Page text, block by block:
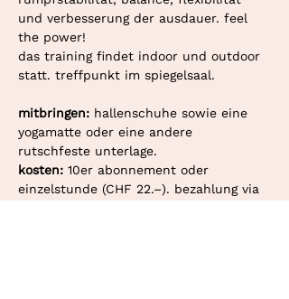
und verbesserung der ausdauer. feel
the power!
das training findet indoor und outdoor
statt. treffpunkt im spiegelsaal.
mitbringen: hallenschuhe sowie eine
yogamatte oder eine andere
rutschfeste unterlage.
kosten: 10er abonnement oder
einzelstunde (CHF 22.–). bezahlung via